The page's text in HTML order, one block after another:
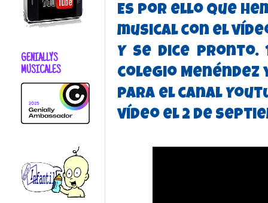
Es por ello que
musical con el
Y se dice pronto.
colegio Menéndez
para el canal
vídeo el 2 de
GENIALLYS
MUSICALES